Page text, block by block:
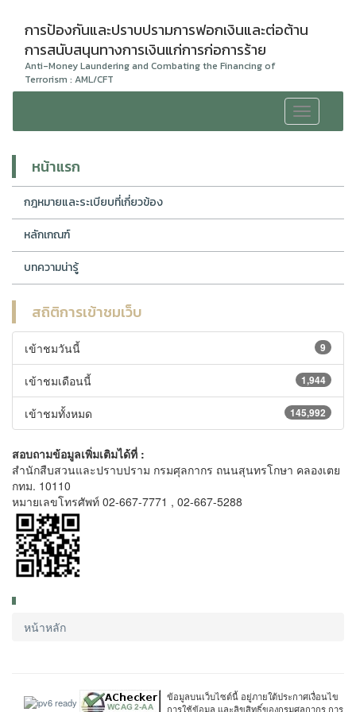
การป้องกันและปราบปรามการฟอกเงินและต่อต้าน
การสนับสนุนทางการเงินแก่การก่อการร้าย
Anti-Money Laundering and Combating the Financing of
Terrorism : AML/CFT
Toggle
navigation
หน้าแรก
กฎหมายและระเบียบที่เกี่ยวข้อง
หลักเกณฑ์
บทความน่ารู้
สถิติการเข้าชมเว็บ
9
เข้าชมวันนี้
1,944
เข้าชมเดือนนี้
145,992
เข้าชมทั้งหมด
สอบถามข้อมูลเพิ่มเติมได้ที่ :
สำนักสืบสวนและปราบปราม กรมศุลกากร ถนนสุนทรโกษา คลองเตย
กทม. 10110
หมายเลขโทรศัพท์ 02-667-7771 , 02-667-5288
หน้าหลัก
ข้อมูลบนเว็บไซต์นี้ อยู่ภายใต้ประกาศเงื่อนไข
การใช้ข้อมูล และลิขสิทธิ์ของกรมศุลกากร การ